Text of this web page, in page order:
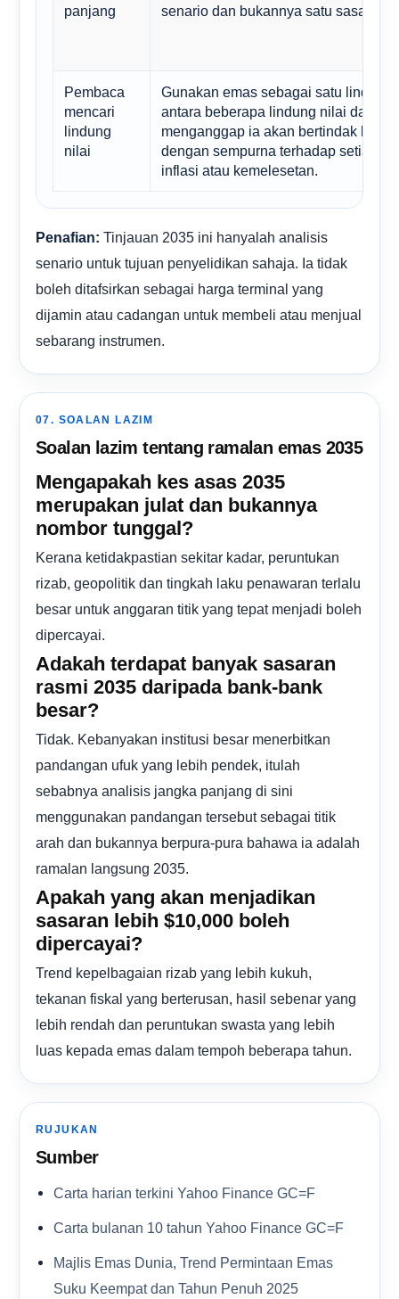
panjang
senario dan bukannya satu sasaran
Pembaca
mencari
lindung
nilai
Gunakan emas sebagai satu lindung
antara beberapa lindung nilai dan
menganggap ia akan bertindak balas
dengan sempurna terhadap setiap
inflasi atau kemelesetan.
Penafian: Tinjauan 2035 ini hanyalah analisis
senario untuk tujuan penyelidikan sahaja. Ia tidak
boleh ditafsirkan sebagai harga terminal yang
dijamin atau cadangan untuk membeli atau menjual
sebarang instrumen.
07. SOALAN LAZIM
Soalan lazim tentang ramalan emas 2035
Mengapakah kes asas 2035
merupakan julat dan bukannya
nombor tunggal?
Kerana ketidakpastian sekitar kadar, peruntukan
rizab, geopolitik dan tingkah laku penawaran terlalu
besar untuk anggaran titik yang tepat menjadi boleh
dipercayai.
Adakah terdapat banyak sasaran
rasmi 2035 daripada bank-bank
besar?
Tidak. Kebanyakan institusi besar menerbitkan
pandangan ufuk yang lebih pendek, itulah
sebabnya analisis jangka panjang di sini
menggunakan pandangan tersebut sebagai titik
arah dan bukannya berpura-pura bahawa ia adalah
ramalan langsung 2035.
Apakah yang akan menjadikan
sasaran lebih $10,000 boleh
dipercayai?
Trend kepelbagaian rizab yang lebih kukuh,
tekanan fiskal yang berterusan, hasil sebenar yang
lebih rendah dan peruntukan swasta yang lebih
luas kepada emas dalam tempoh beberapa tahun.
RUJUKAN
Sumber
Carta harian terkini Yahoo Finance GC=F
Carta bulanan 10 tahun Yahoo Finance GC=F
Majlis Emas Dunia, Trend Permintaan Emas
Suku Keempat dan Tahun Penuh 2025